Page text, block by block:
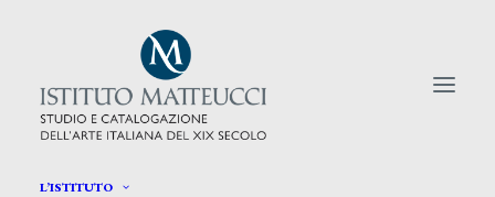
L’ISTITUTO